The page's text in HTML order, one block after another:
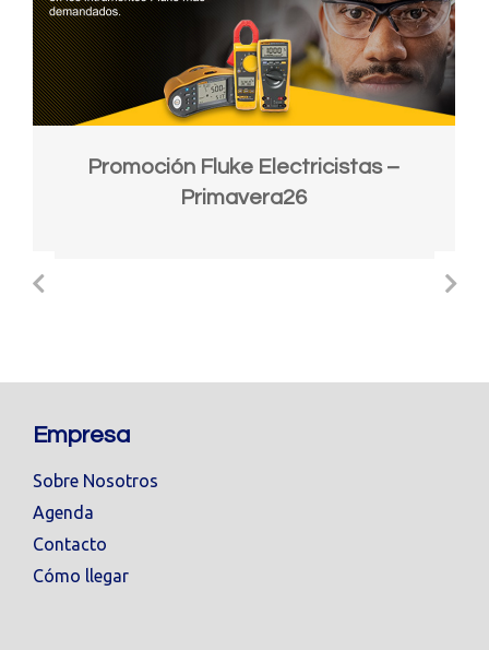
Promoción Fluke Electricistas –
Primavera26
Empresa
Sobre Nosotros
Agenda
Contacto
Cómo llegar